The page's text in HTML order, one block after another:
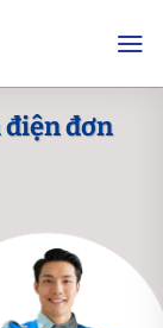
điện đơn